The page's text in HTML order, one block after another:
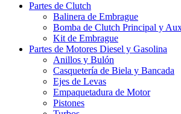
Partes de Clutch
Balinera de Embrague
Bomba de Clutch Principal y
Kit de Embrague
Partes de Motores Diesel y Gasolina
Anillos y Bulón
Casquetería de Biela y Bancada
Ejes de Levas
Empaquetadura de Motor
Pistones